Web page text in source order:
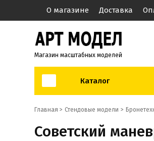
О магазине Доставка
Магазин масштабных моделей
Каталог
Главная > Стендовые модели
Советский